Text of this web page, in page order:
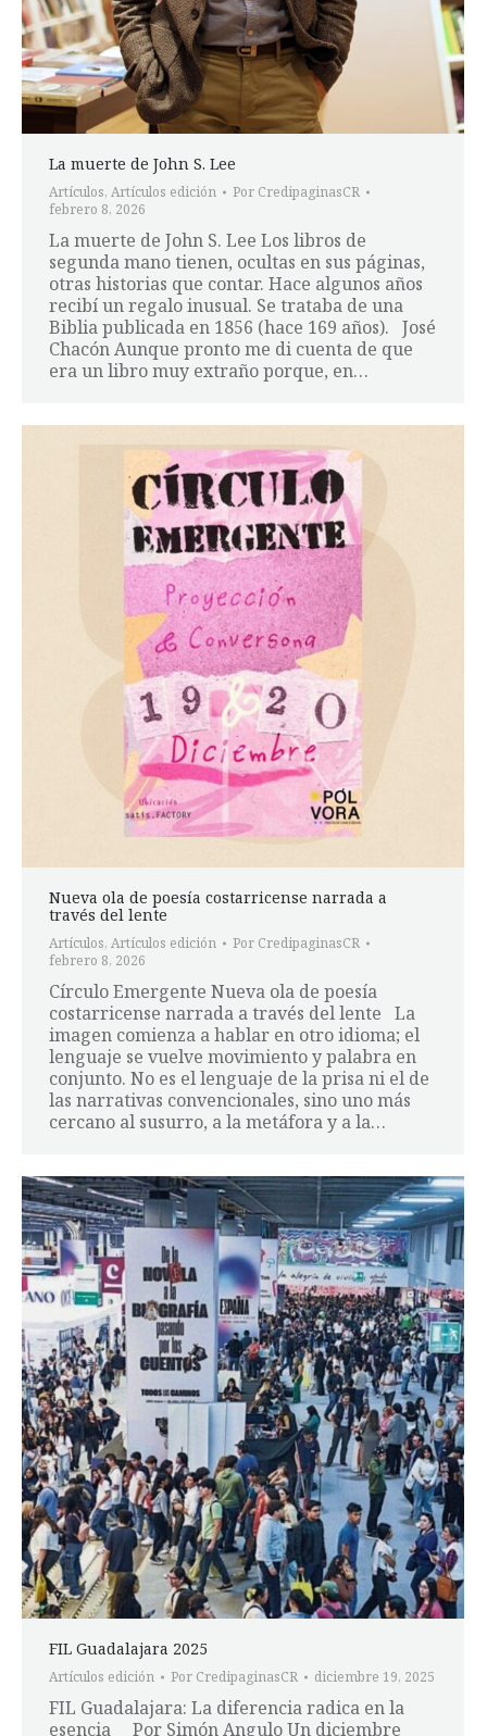
La muerte de John S. Lee
Artículos, Artículos edición Por CredipaginasCR
febrero 8, 2026
La muerte de John S. Lee Los libros de
segunda mano tienen, ocultas en sus páginas,
otras historias que contar. Hace algunos años
recibí un regalo inusual. Se trataba de una
Biblia publicada en 1856 (hace 169 años). José
Chacón Aunque pronto me di cuenta de que
era un libro muy extraño porque, en…
Nueva ola de poesía costarricense narrada a
través del lente
Artículos, Artículos edición Por CredipaginasCR
febrero 8, 2026
Círculo Emergente Nueva ola de poesía
costarricense narrada a través del lente La
imagen comienza a hablar en otro idioma; el
lenguaje se vuelve movimiento y palabra en
conjunto. No es el lenguaje de la prisa ni el de
las narrativas convencionales, sino uno más
cercano al susurro, a la metáfora y a la…
FIL Guadalajara 2025
Artículos edición Por CredipaginasCR diciembre 19, 2025
FIL Guadalajara: La diferencia radica en la
esencia Por Simón Angulo Un diciembre